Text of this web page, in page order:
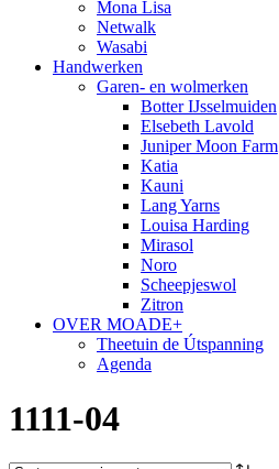
Mona Lisa
Netwalk
Wasabi
Handwerken
Garen- en wolmerken
Botter IJsselmuiden
Elsebeth Lavold
Juniper Moon Farm
Katia
Kauni
Lang Yarns
Louisa Harding
Mirasol
Noro
Scheepjeswol
Zitron
OVER MOADE+
Theetuin de Útspanning
Agenda
1111-04